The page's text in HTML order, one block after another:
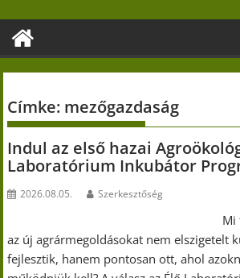
content
Címke: mezőgazdaság
Indul az első hazai
Laboratórium Inkubátor
2026.08.05. Szerkesztőség
Mi
az új agrármegoldásokat nem elszigetelt
fejlesztik, hanem pontosan ott, ahol